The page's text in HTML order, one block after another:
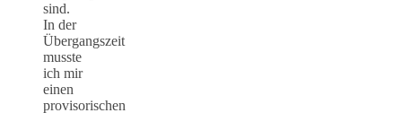
sind.
In der
Übergangszeit
musste
ich mir
einen
provisorischen